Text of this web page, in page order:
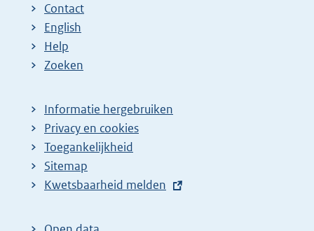
Contact
English
Help
Zoeken
Informatie hergebruiken
Privacy en cookies
Toegankelijkheid
Sitemap
E
t
Kwetsbaarheid melden